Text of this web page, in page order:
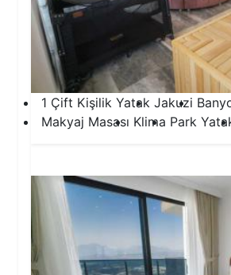
1 Çift Kişilik Yatak Jakuzi
Makyaj Masası Klima Park